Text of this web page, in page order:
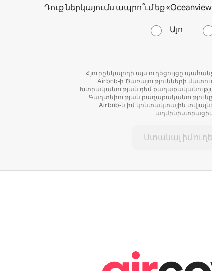
Դուք ներկայումս ապրո՞ւմ եք
Այո
Հյուրընկալողի այս ուղեցույցը
Airbnb-ի Ծառայությունների
Խտրականության դեմ
Գաղտնիության քաղաքականությունը
Airbnb-ն իմ կոնտակտային
Ստանալ իմ